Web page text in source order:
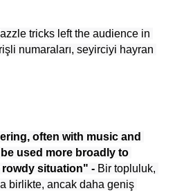
tricks left the audience in
numaraları, seyirciyi hayran
often with music and
used more broadly to
situation" - Bir topluluk,
birlikte, ancak daha geniş